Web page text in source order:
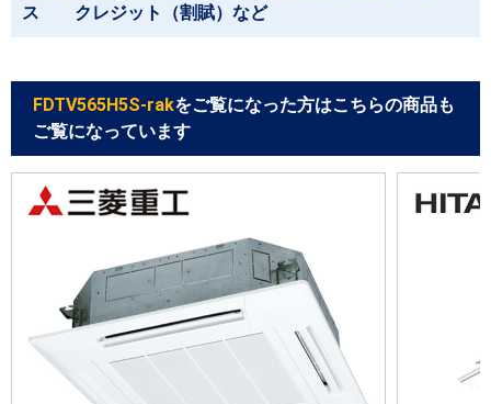
ス クレジット（割賦）など
FDTV565H5S-rakをご覧になった方はこちらの商品も
ご覧になっています